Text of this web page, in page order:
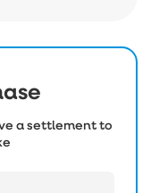
a settlement to